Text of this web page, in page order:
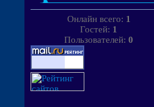
Онлайн всего: 1
Гостей: 1
Пользователей: 0